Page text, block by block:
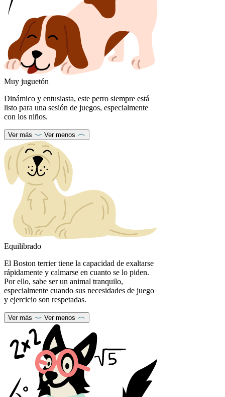
Muy juguetón
Dinámico y entusiasta, este perro siempre está
listo para una sesión de juegos, especialmente
con los niños.
Ver más Ver menos
Equilibrado
El Boston terrier tiene la capacidad de exaltarse
rápidamente y calmarse en cuanto se lo piden.
Por ello, sabe ser un animal tranquilo,
especialmente cuando sus necesidades de juego
y ejercicio son respetadas.
Ver más Ver menos